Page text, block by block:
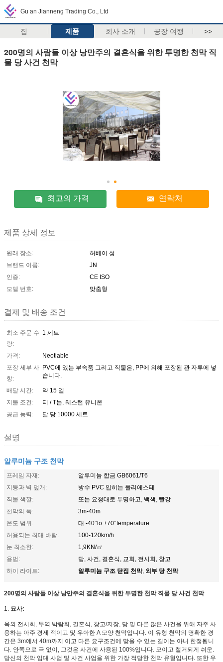
Gu an Jianneng Trading Co., Ltd
집 제품 회사 소개 공장 여행 >>
200명의 사람들 이상 낭만주의 결혼식을 위한 투명한 천막 직
물 당 사건 천막
최고의 가격 연락처
제품 상세 정보
원래 장소:
허베이 성
브랜드 이름:
JN
인증:
CE ISO
모델 번호:
맞춤형
결제 및 배송 조건
최소 주문 수
량:
1 세트
가격:
Neotiable
포장 세부 사
항:
PVC에 있는 부속품 그리고 직물은, PP에 의해 포장된 관 자루에 넣
습니다.
배달 시간:
약 15 일
지불 조건:
티 / T는, 웨스턴 유니온
공급 능력:
달 당 10000 세트
설명
알루미늄 구조 천막
프레임 자재:
알루미늄 합금 GB6061/T6
지붕과 벽 덮개:
방수 PVC 입히는 폴리에스테
직물 색깔:
또는 요청대로 투명하고, 백색, 빨강
천막의 폭:
3m-40m
온도 범위:
대 -40°to +70°temperature
허용되는 최대 바람:
100-120km/h
눈 최소한:
1,9KN/㎡
용법:
당, 사건, 결혼식, 교회, 전시회, 창고
하이 라이트:
알루미늄 구조 닫집 천막, 외부 당 천막
200명의 사람들 이상 낭만주의 결혼식을 위한 투명한 천막 직물 당 사건 천막
1. 묘사:
옥외 전시회, 무역 박람회, 결혼식, 창고/저장, 당 및 다른 많은 사건을 위해 자주 사
용하는 아주 경제 적이고 및 우아한 A 모양 천막입니다. 이 유형 천막의 명확한 경
간은 3m에서 40m까지 이고 다른 요구조건에 맞을 수 있는 길이는 아니 한정됩니
다. 안쪽으로 극 없이, 그것은 사건에 사용된 100%입니다. 모이고 철거되게 쉬운.
당신의 천막 임대 사업 및 사건 사업을 위한 가장 적당한 천막 유형입니다. 또한 우